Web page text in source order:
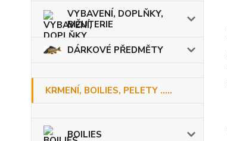
VYBAVENÍ, DOPLŇKY,
BIŽUTERIE
DÁRKOVÉ PŘEDMĚTY
KRMENÍ, BOILIES, PELETY .....
BOILIES